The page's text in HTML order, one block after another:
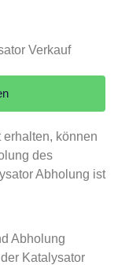
erhalten, können
des
Abholung ist
Abholung
Katalysator